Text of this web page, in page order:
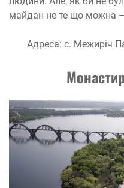
майдан не те що можна –
Адреса: с. Межиріч